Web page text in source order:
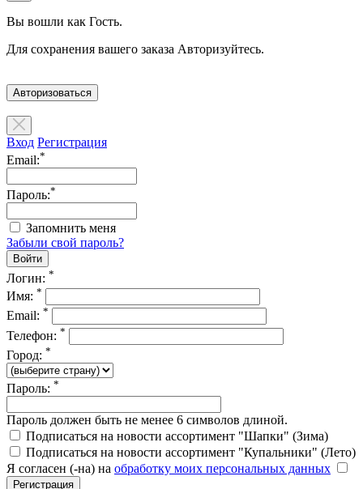
Вы вошли как Гость.
Для сохранения вашего заказа Авторизуйтесь.
Авторизоваться
Вход Регистрация
Email:*
Пароль:*
Запомнить меня
Забыли свой пароль?
Логин: *
Имя: *
Email: *
Телефон: *
Город: *
Пароль: *
Пароль должен быть не менее 6 символов длиной.
Подписаться на новости ассортимент "Шапки" (Зима)
Подписаться на новости ассортимент "Купальники" (Лето)
Я согласен (-на) на обработку моих персональных данных